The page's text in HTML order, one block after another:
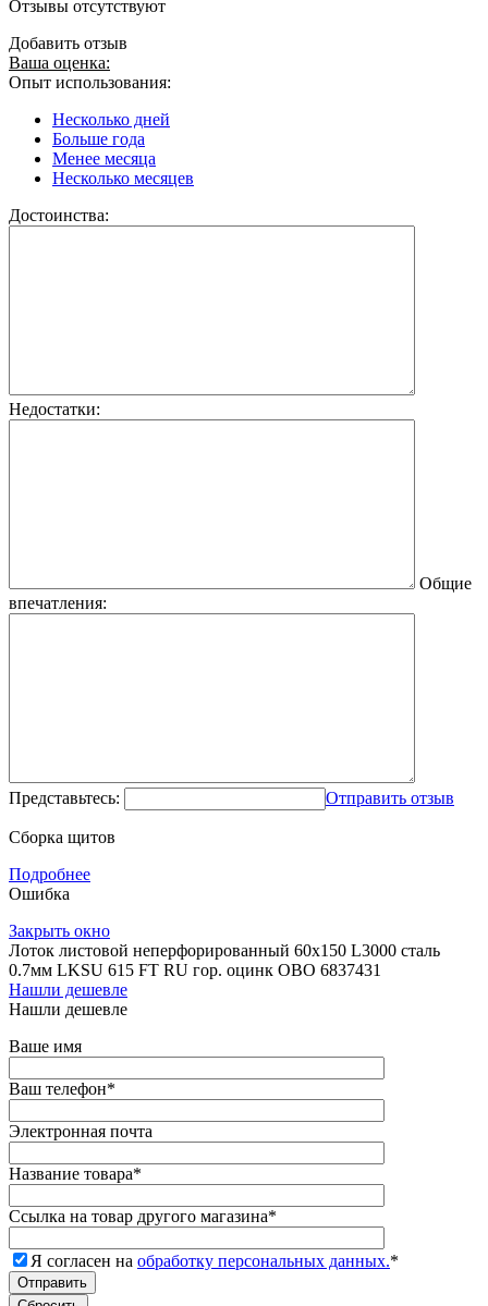
Отзывы отсутствуют
Добавить отзыв
Ваша оценка:
Опыт использования:
Несколько дней
Больше года
Менее месяца
Несколько месяцев
Достоинства:
Недостатки:
Общие
впечатления:
Представьтесь: Отправить отзыв
Сборка щитов
Подробнее
Ошибка
Закрыть окно
Лоток листовой неперфорированный 60х150 L3000 сталь
0.7мм LKSU 615 FT RU гор. оцинк OBO 6837431
Нашли дешевле
Нашли дешевле
Ваше имя
Ваш телефон*
Электронная почта
Название товара*
Ссылка на товар другого магазина*
Я согласен на обработку персональных данных.*